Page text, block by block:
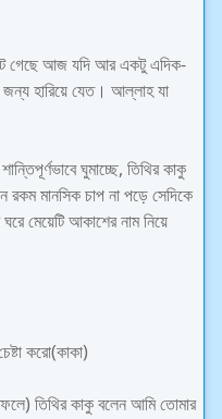
গেছে আজ যদি আর একটু এদিক-
হারিয়ে যেত। আল্লাহ যা
ঘুমাচ্ছে, তিথির কাকু
মানসিক চাপ না পড়ে সেদিকে
মেয়েটি আকাশের নাম নিয়ে
করো(কাকা)
তিথির কাকু বলেন আমি তোমার